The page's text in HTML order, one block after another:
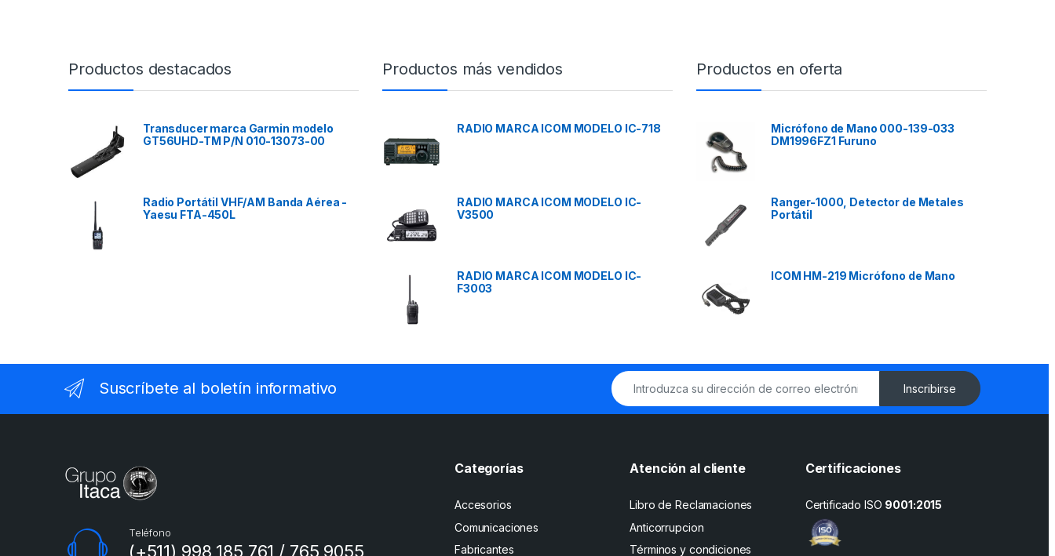
Productos destacados
Transducer marca Garmin modelo
GT56UHD-TM P/N 010-13073-00
Radio Portátil VHF/AM Banda Aérea -
Yaesu FTA-450L
Productos más vendidos
RADIO MARCA ICOM MODELO IC-718
RADIO MARCA ICOM MODELO IC-
V3500
RADIO MARCA ICOM MODELO IC-
F3003
Productos en oferta
Micrófono de Mano 000-139-033
DM1996FZ1 Furuno
Ranger-1000, Detector de Metales
Portátil
ICOM HM-219 Micrófono de Mano
Suscríbete al boletín informativo Inscribirse
Teléfono
(+511) 998 185 761 / 765 9055
Categorías
Accesorios
Comunicaciones
Fabricantes
Atención al cliente
Libro de Reclamaciones
Anticorrupcion
Términos y condiciones
Certificaciones
Certificado ISO 9001:2015